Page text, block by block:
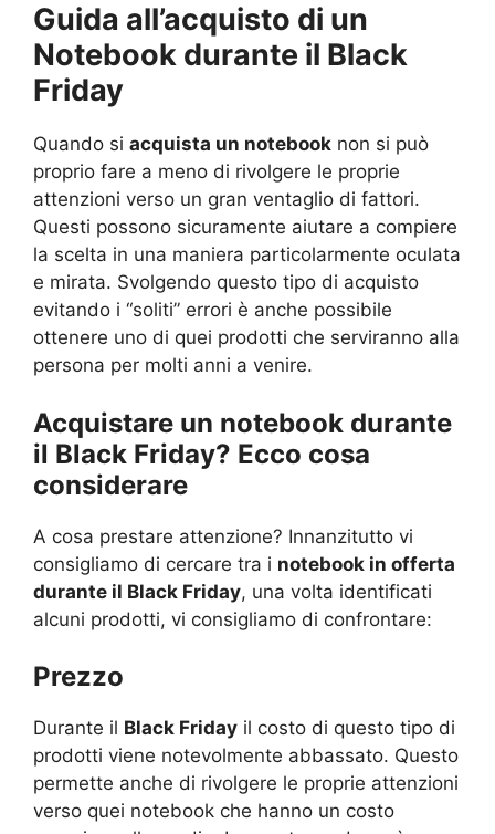
Guida all’acquisto di un
Notebook durante il Black
Friday
Quando si acquista un notebook non si può
proprio fare a meno di rivolgere le proprie
attenzioni verso un gran ventaglio di fattori.
Questi possono sicuramente aiutare a compiere
la scelta in una maniera particolarmente oculata
e mirata. Svolgendo questo tipo di acquisto
evitando i “soliti” errori è anche possibile
ottenere uno di quei prodotti che serviranno alla
persona per molti anni a venire.
Acquistare un notebook durante
il Black Friday? Ecco cosa
considerare
A cosa prestare attenzione? Innanzitutto vi
consigliamo di cercare tra i notebook in offerta
durante il Black Friday, una volta identificati
alcuni prodotti, vi consigliamo di confrontare:
Prezzo
Durante il Black Friday il costo di questo tipo di
prodotti viene notevolmente abbassato. Questo
permette anche di rivolgere le proprie attenzioni
verso quei notebook che hanno un costo